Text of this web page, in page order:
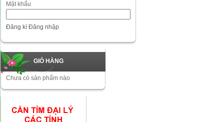
Mật khẩu
Đăng kí Đăng nhập
GIỎ HÀNG
Chưa có sản phẩm nào